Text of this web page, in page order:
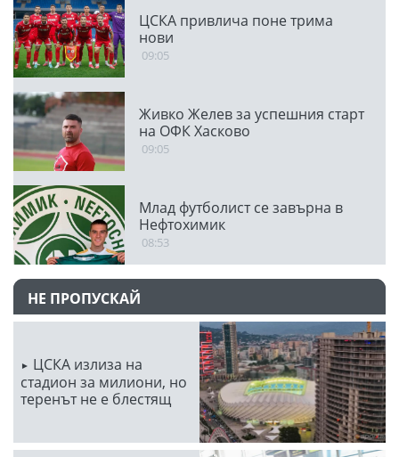
ЦСКА привлича поне трима
нови
09:05
Живко Желев за успешния старт
на ОФК Хасково
09:05
Млад футболист се завърна в
Нефтохимик
08:53
НЕ ПРОПУСКАЙ
ЦСКА излиза на
стадион за милиони, но
теренът не е блестящ